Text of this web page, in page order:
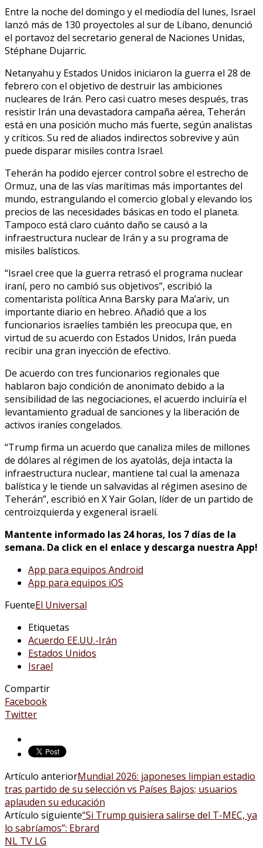
Entre la noche del domingo y el mediodía del lunes, Israel
lanzó más de 130 proyectoles al sur de Líbano, denunció
el portavoz del secretario general de Naciones Unidas,
Stéphane Dujarric.
Netanyahu y Estados Unidos iniciaron la guerra el 28 de
febrero con el objetivo de destruir las ambiciones
nucleares de Irán. Pero casi cuatro meses después, tras
resistir Irán una devastadora campaña aérea, Teherán
está en una posición mucho más fuerte, según analistas
y críticos. Su red de aliados indirectos sobrevive y aún
puede disparar misiles contra Israel.
Teherán ha podido ejercer control sobre el estrecho de
Ormuz, una de las vías marítimas más importantes del
mundo, estrangulando el comercio global y elevando los
precios de las necesidades básicas en todo el planeta.
Tampoco está claro cuánto daño se causó a la
infraestructura nuclear de Irán y a su programa de
misiles balísticos.
“Israel cree que la guerra retrasó el programa nuclear
iraní, pero no cambió sus objetivos”, escribió la
comentarista política Anna Barsky para Ma’ariv, un
importante diario en hebreo. Añadió que a los
funcionarios israelíes también les preocupa que, en
virtud de su acuerdo con Estados Unidos, Irán pueda
recibir una gran inyección de efectivo.
De acuerdo con tres funcionarios regionales que
hablaron bajo condición de anonimato debido a la
sensibilidad de las negociaciones, el acuerdo incluiría el
levantamiento gradual de sanciones y la liberación de
activos iraníes congelados.
“Trump firma un acuerdo que canaliza miles de millones
de dólares al régimen de los ayatolás, deja intacta la
infraestructura nuclear, mantiene tal cual la amenaza
balística y le tiende un salvavidas al régimen asesino de
Teherán”, escribió en X Yair Golan, líder de un partido de
centroizquierda y exgeneral israelí.
Mantente informado las 24 horas, los 7 días de la
semana. Da click en el enlace y descarga nuestra App!
App para equipos Android
App para equipos iOS
FuenteEl Universal
Etiquetas
Acuerdo EE.UU.-Irán
Estados Unidos
Israel
Compartir
Facebook
Twitter
Artículo anteriorMundial 2026: japoneses limpian estadio
tras partido de su selección vs Países Bajos; usuarios
aplauden su educación
Artículo siguiente“Si Trump quisiera salirse del T-MEC, ya
lo sabríamos”: Ebrard
NL TV LG